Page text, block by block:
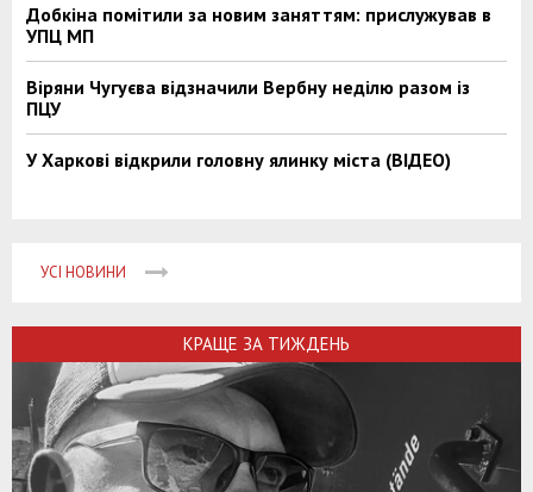
Добкіна помітили за новим заняттям: прислужував в
УПЦ МП
Віряни Чугуєва відзначили Вербну неділю разом із
ПЦУ
У Харкові відкрили головну ялинку міста (ВІДЕО)
УСІ НОВИНИ
КРАЩЕ ЗА ТИЖДЕНЬ